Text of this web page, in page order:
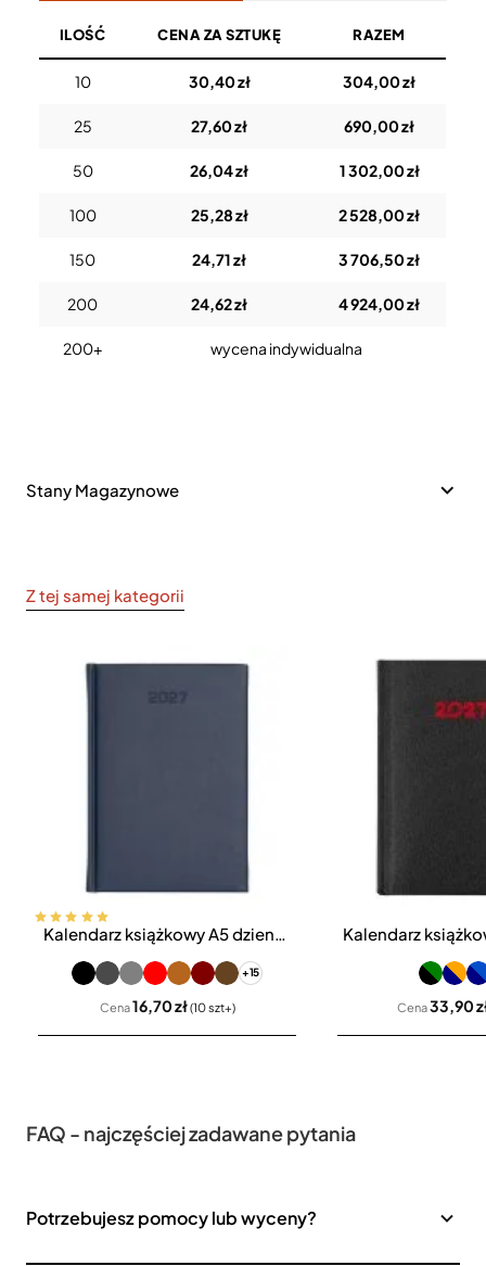
ILOŚĆ CENA ZA SZTUKĘ RAZEM
10 30,40 zł 304,00 zł
25 27,60 zł 690,00 zł
50 26,04 zł 1 302,00 zł
100 25,28 zł 2 528,00 zł
150 24,71 zł 3 706,50 zł
200 24,62 zł 4 924,00 zł
200+ wycena indywidualna
Stany Magazynowe
Z tej samej kategorii
BestsellerKalendarz książkowy A5 dzienny Vivella Economic
+15
Cena16,70 zł(10 szt+) Cena33,90
FAQ - najczęściej zadawane pytania
Potrzebujesz pomocy lub wyceny?